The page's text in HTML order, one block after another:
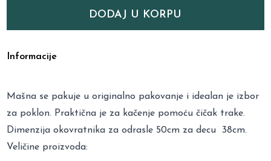
DODAJ U KORPU
Informacije
Mašna se pakuje u originalno pakovanje i idealan je izbor
za poklon. Praktična je za kačenje pomoću čičak trake.
Dimenzija okovratnika za odrasle 50cm za decu 38cm.
Veličine proizvoda: